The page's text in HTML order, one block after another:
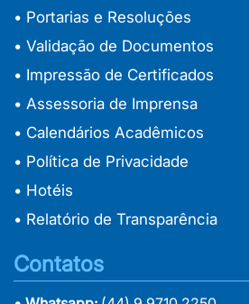
• Portarias e Resoluções
• Validação de Documentos
• Impressão de Certificados
• Assessoria de Imprensa
• Calendários Acadêmicos
• Política de Privacidade
• Hotéis
• Relatório de Transparência
Contatos